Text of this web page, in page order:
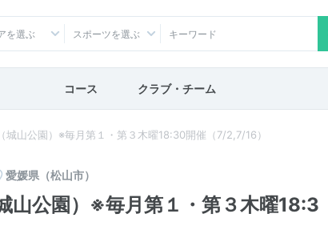
を選ぶ スポーツを選ぶ
コース クラブ・チーム
山公園）※毎月第１・第３木曜18:30開催（7/2,7/16）
愛媛県（松山市）
山公園）※毎月第１・第３木曜18:3